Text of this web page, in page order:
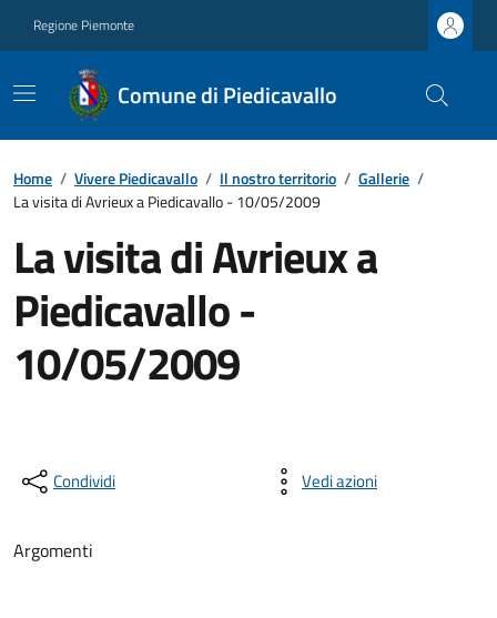
Regione Piemonte
Comune di Piedicavallo
Home / Vivere Piedicavallo / Il nostro territorio / Gallerie /
La visita di Avrieux a Piedicavallo - 10/05/2009
La visita di Avrieux a
Piedicavallo -
10/05/2009
Condividi Vedi azioni
Argomenti